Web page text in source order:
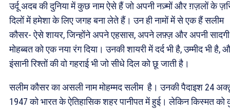
उर्दू अदब की दुनिया में कुछ नाम ऐसे हैं जो अपनी नज़्मों और ग़ज़लों के
दिलों में हमेशा के लिए जगह बना लेते हैं। उन ही नामों में से एक हैं सलीम
कौसर- ऐसे शायर, जिन्होंने अपने एहसास, अपने लफ़्ज़ और अपनी
मोहब्बत को एक नया रंग दिया। उनकी शायरी में दर्द भी है, उम्मीद भी है,
इंसानी रिश्तों की वो गहराई भी जो सीधे दिल को छू जाती है।
सलीम कौसर का असली नाम मोहम्मद सलीम है। उनकी पैदाइश 24
1947 को भारत के ऐतिहासिक शहर पानीपत में हुई। लेकिन किस्मत